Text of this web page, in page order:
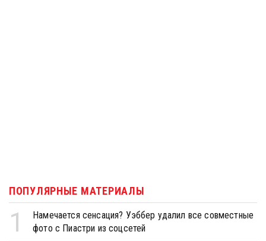
ПОПУЛЯРНЫЕ МАТЕРИАЛЫ
1
Намечается сенсация? Уэббер удалил все совместные
фото с Пиастри из соцсетей